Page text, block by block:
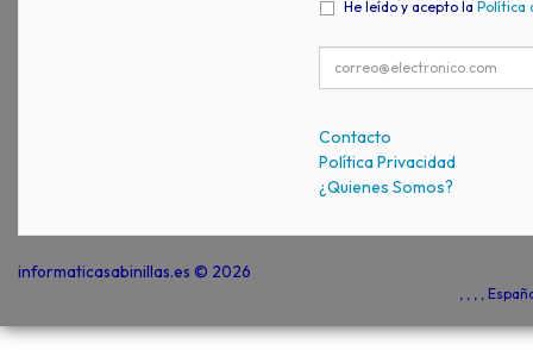
He leído y acepto la Política
Contacto
Política Privacidad
¿Quienes Somos?
informaticasabinillas.es © 2026
, , , ,